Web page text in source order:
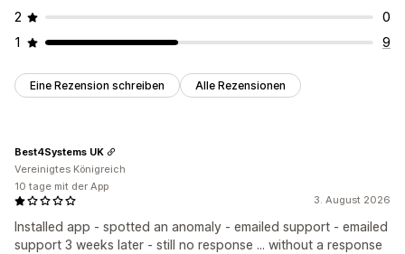
2
0
1
9
Eine Rezension schreiben Alle Rezensionen
3. August 2026
Installed app - spotted an anomaly - emailed support - emailed
support 3 weeks later - still no response ... without a response
Best4Systems UK
Vereinigtes Königreich
10 tage mit der App